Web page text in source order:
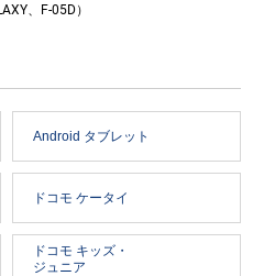
、F-05D）
Android タブレット
ドコモ ケータイ
ドコモ キッズ・
ジュニア